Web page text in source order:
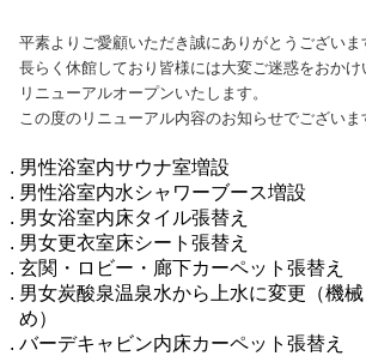
平素よりご愛顧いただき誠にありがとうございま
長らく休館しており皆様には大変ご迷惑をおかけ
リニューアルオープンいたします。
この度のリニューアル内容のお知らせでございま
男性浴室内サウナ室増設
男性浴室内水シャワーブース増設
男女浴室内床タイル張替え
男女更衣室床シート張替え
玄関・ロビー・廊下カーペット張替え
男女炭酸泉温泉水から上水に変更（機
め）
バーデキャビン内床カーペット張替え